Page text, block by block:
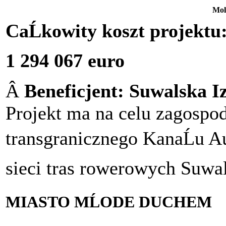
CaĹkowity koszt
1 294 067 euro
Â Beneficjent: Suwalska
Projekt ma na celu
transgranicznego KanaĹu
sieci tras rowerowych
MIASTO MĹODE DUCHEM